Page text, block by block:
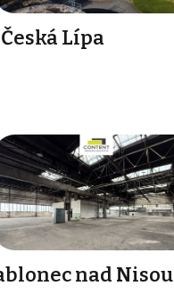
Lípa
nad Nisou